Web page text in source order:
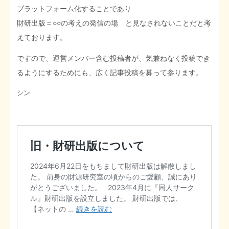
プラットフォーム化することであり…
財研出版＝○○の考えの発信の場 と見なされないことだと考
えております。
ですので、運営メンバー含む投稿者が、気兼ねなく投稿でき
るようにするためにも、広く記事投稿を募って参ります。
シン